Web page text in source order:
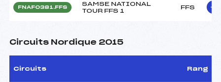
FNAF0381.FFS
SAMSE NATIONAL
TOUR FFS 1
FFS
Circuits Nordique 2015
Circuits Rang